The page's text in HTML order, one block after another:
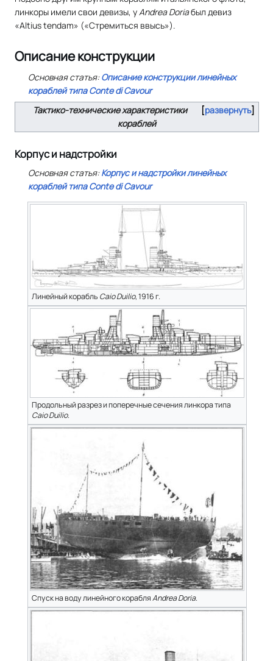
линкоры имели свои девизы, уAndrea Doriaбыл девиз
«Altius tendam» («Стремиться ввысь»).
Описание конструкции
Основная статья:Описание конструкции линейных
кораблей типаConte di Cavour
развернуть
Тактико-технические характеристики
кораблей
Корпус и надстройки
Основная статья:Корпус и надстройки линейных
кораблей типаConte di Cavour
Линейный корабль Caio Duilio, 1916 г.
Продольный разрез и поперечные сечения линкора типа
Caio Duilio.
Спуск на воду линейного корабляAndrea Doria.